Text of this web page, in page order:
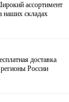
ассортимент
наших складах
доставка
России